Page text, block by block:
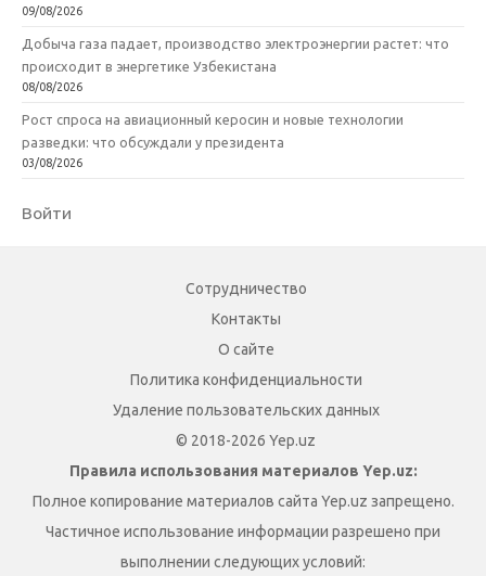
09/08/2026
Добыча газа падает, производство электроэнергии растет: что
происходит в энергетике Узбекистана
08/08/2026
Рост спроса на авиационный керосин и новые технологии
разведки: что обсуждали у президента
03/08/2026
Войти
Сотрудничество
Контакты
О сайте
Политика конфиденциальности
Удаление пользовательских данных
© 2018-2026 Yep.uz
Правила использования материалов Yep.uz:
Полное копирование материалов сайта Yep.uz запрещено.
Частичное использование информации разрешено при
выполнении следующих условий: